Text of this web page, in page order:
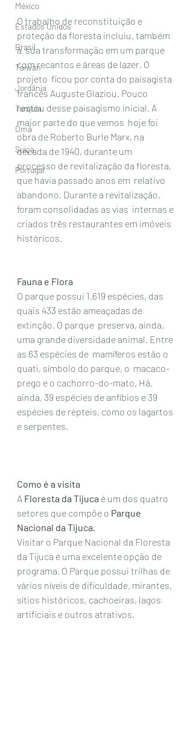
México
Estados Unidos
Brasil
Taiwan
Jordânia
Turquia
Omã
Suiça
Portugal
O trabalho de reconstituição e
proteção da floresta incluiu, também
a  sua transformação em um parque
com recantos e áreas de lazer. O
projeto  ficou por conta do paisagista
francês Auguste Glaziou. Pouco
restou desse paisagismo inicial. A
maior parte do que vemos  hoje foi
obra de Roberto Burle Marx, na
década de 1940, durante um
processo de revitalização da floresta,
que havia passado anos em  relativo
abandono. Durante a revitalização,
foram consolidadas as vias  internas e
criados três restaurantes em imóveis
históricos.
Fauna e Flora
O parque possui 1.619 espécies, das
quais 433 estão ameaçadas de
extinção. O parque  preserva, ainda,
uma grande diversidade animal. Entre
as 63 espécies de  mamíferos estão o
quati, símbolo do parque, o  macaco-
prego e o cachorro-do-mato. Há,
ainda, 39 espécies de anfíbios e 39
espécies de répteis, como os lagartos
e serpentes.
Como é a visita
A Floresta da Tijuca é um dos quatro
setores que compõe o Parque
Nacional da Tijuca.
Visitar o Parque Nacional da Floresta
da Tijuca é uma excelente opção de
programa. O Parque possui trilhas de
vários níveis de dificuldade, mirantes,
sítios históricos, cachoeiras, lagos
artificiais e outros atrativos.